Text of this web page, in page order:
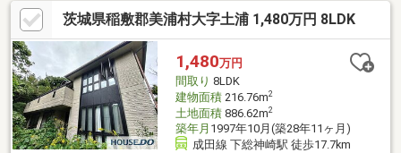
茨城県稲敷郡美浦村大字土浦 1,480万円 8LDK
1,480万円
間取り 8LDK
建物面積216.76m2
土地面積886.62m2
築年月 1997年10月(築28年11ヶ月)
成田線 下総神崎駅 徒歩17.7km